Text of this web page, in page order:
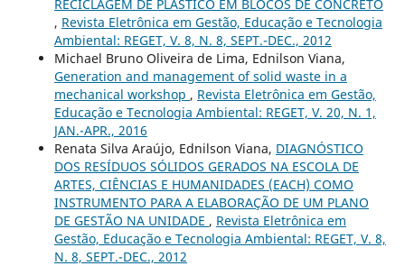
RECICLAGEM DE PLÁSTICO EM BLOCOS DE CONCRETO
, Revista Eletrônica em Gestão, Educação e Tecnologia
Ambiental: REGET, V. 8, N. 8, SEPT.-DEC., 2012
Michael Bruno Oliveira de Lima, Ednilson Viana,
Generation and management of solid waste in a
mechanical workshop , Revista Eletrônica em Gestão,
Educação e Tecnologia Ambiental: REGET, V. 20, N. 1,
JAN.-APR., 2016
Renata Silva Araújo, Ednilson Viana, DIAGNÓSTICO
DOS RESÍDUOS SÓLIDOS GERADOS NA ESCOLA DE
ARTES, CIÊNCIAS E HUMANIDADES (EACH) COMO
INSTRUMENTO PARA A ELABORAÇÃO DE UM PLANO
DE GESTÃO NA UNIDADE , Revista Eletrônica em
Gestão, Educação e Tecnologia Ambiental: REGET, V. 8,
N. 8, SEPT.-DEC., 2012